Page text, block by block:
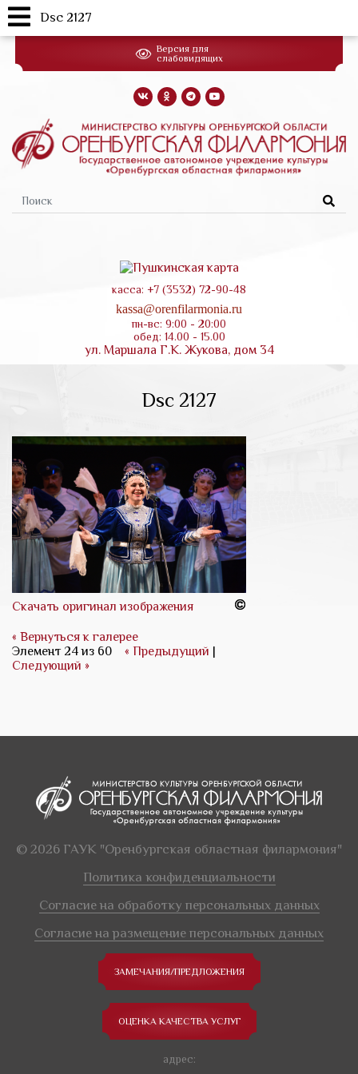
Перейти
основному
Форма
поиска
касса: +7 (3532) 72-90-48
kassa@orenfilarmonia.ru
пн-вс: 9:00 - 20:00
обед: 14.00 - 15.00
ул. Маршала Г.К. Жукова, дом 34
Версия для
слабовидящих
Dsc 2127
Скачать оригинал изображения
« Вернуться к галерее
Элемент 24 из 60
« Предыдущий |
Следующий »
Dsc 2127
© 2026 ГАУК "Оренбургская областная филармония"
Политика конфиденциальности
Согласие на обработку персональных данных
Согласие на размещение персональных данных
ЗАМЕЧАНИЯ/ПРЕДЛОЖЕНИЯ
ОЦЕНКА КАЧЕСТВА УСЛУГ
адрес: